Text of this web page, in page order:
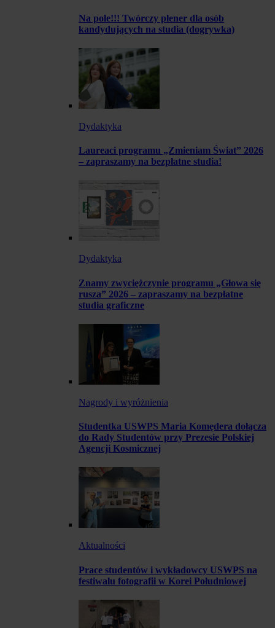
Na pole!!! Twórczy plener dla osób
kandydujących na studia (dogrywka)
Dydaktyka
Laureaci programu „Zmieniam Świat” 2026
– zapraszamy na bezpłatne studia!
Dydaktyka
Znamy zwyciężczynie programu „Głowa się
rusza” 2026 – zapraszamy na bezpłatne
studia graficzne
Nagrody i wyróżnienia
Studentka USWPS Maria Komędera dołącza
do Rady Studentów przy Prezesie Polskiej
Agencji Kosmicznej
Aktualności
Prace studentów i wykładowcy USWPS na
festiwalu fotografii w Korei Południowej